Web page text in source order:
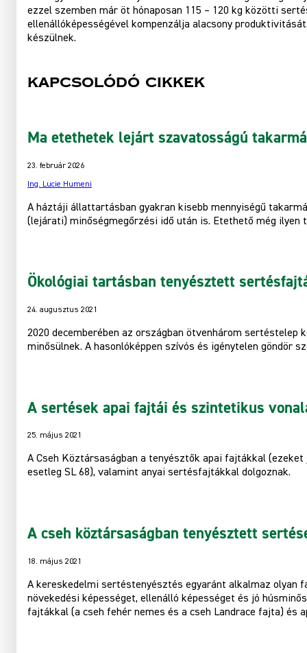
ezzel szemben már öt hónaposan 115 – 120 kg közötti
ellenállóképességével kompenzálja alacsony
készülnek.
Kapcsolódó cikkek
Ma etethetek lejárt szavatosságú
23. február 2026
Ing. Lucie Humeni
A háztáji állattartásban gyakran kisebb mennyiségű
(lejárati) minőségmegőrzési idő után is. Etethető még ilyen
Ökológiai tartásban tenyésztett
24. augusztus 2021
2020 decemberében az országban ötvenhárom
minősülnek. A hasonlóképpen szívós és igénytelen göndör
A sertések apai fajtái és szintetikus
25. május 2021
A Cseh Köztársaságban a tenyésztők apai fajtákkal
esetleg SL 68), valamint anyai sertésfajtákkal dolgoznak.
A cseh köztársaságban tenyésztett
18. május 2021
A kereskedelmi sertéstenyésztés egyaránt alkalmaz olyan
növekedési képességet, ellenálló képességet és jó
fajtákkal (a cseh fehér nemes és a cseh Landrace fajta) és